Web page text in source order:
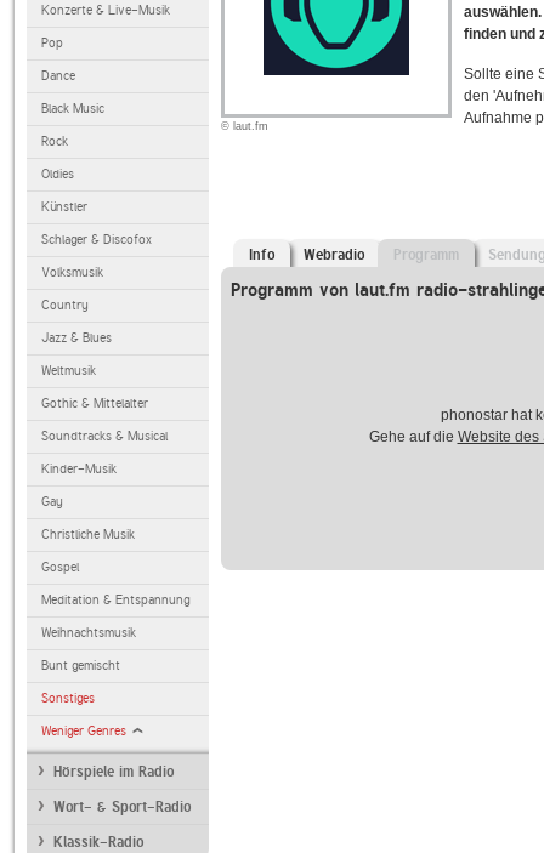
Konzerte & Live-Musik
Pop
Dance
Black Music
Rock
Oldies
Künstler
Schlager & Discofox
Volksmusik
Country
Jazz & Blues
Weltmusik
Gothic & Mittelalter
Soundtracks & Musical
Kinder-Musik
Gay
Christliche Musik
Gospel
Meditation & Entspannung
Weihnachtsmusik
Bunt gemischt
Sonstiges
Weniger Genres
Hörspiele im Radio
Wort- & Sport-Radio
Klassik-Radio
© laut.fm
finden und
Sollte eine
den
Aufnahme
Info Webradio Programm
Programm von laut.fm radio-
phonostar hat
Gehe auf die Website des